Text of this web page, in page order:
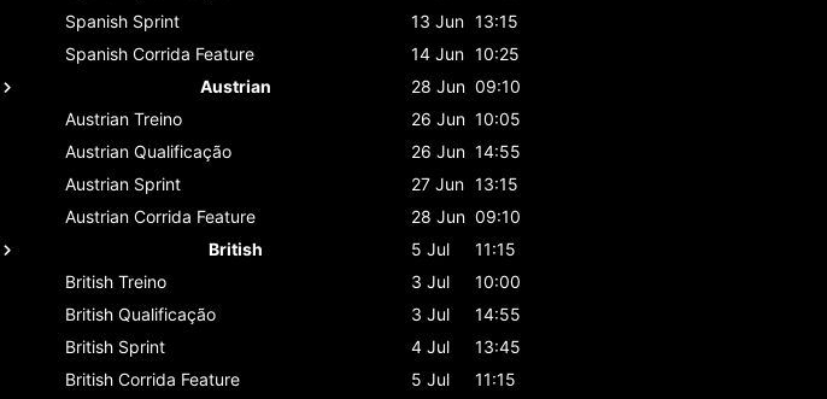
Spanish Sprint 13 Jun 13:15
Spanish Corrida Feature 14 Jun 10:25
Austrian
28 Jun 09:10
Austrian Treino 26 Jun 10:05
Austrian Qualificação 26 Jun 14:55
Austrian Sprint 27 Jun 13:15
Austrian Corrida Feature 28 Jun 09:10
British
5 Jul
11:15
British Treino 3 Jul
10:00
British Qualificação 3 Jul
14:55
British Sprint 4 Jul
13:45
British Corrida Feature 5 Jul
11:15